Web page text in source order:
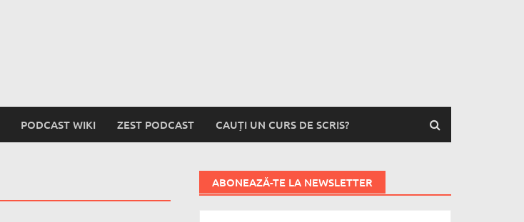
PODCAST WIKI ZEST PODCAST CAUȚI UN CURS DE SCRIS?
ABONEAZĂ-TE LA NEWSLETTER